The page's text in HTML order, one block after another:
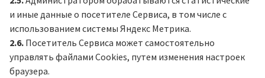
и иные данные о посетителе Сервиса, в том числе с
использованием системы Яндекс Метрика.
2.6. Посетитель Сервиса может самостоятельно
управлять файлами Cookies, путем изменения настроек
браузера.